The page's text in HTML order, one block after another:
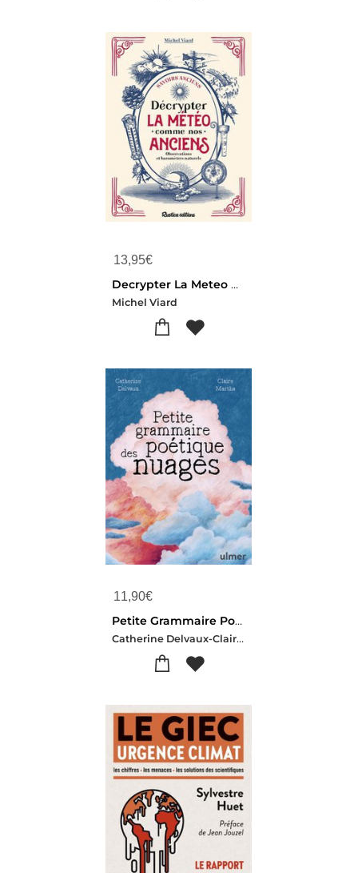
13,95€
Decrypter La Meteo Comme Nos Anciens
Michel Viard
11,90€
Petite Grammaire Poetique Des Nuages
Catherine Delvaux-Claire Martha